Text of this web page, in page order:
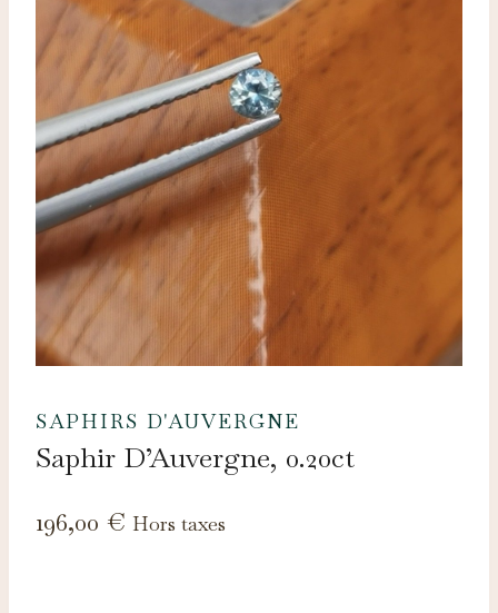
SAPHIRS D'AUVERGNE
Saphir D’Auvergne, 0.20ct
196,00 € Hors taxes